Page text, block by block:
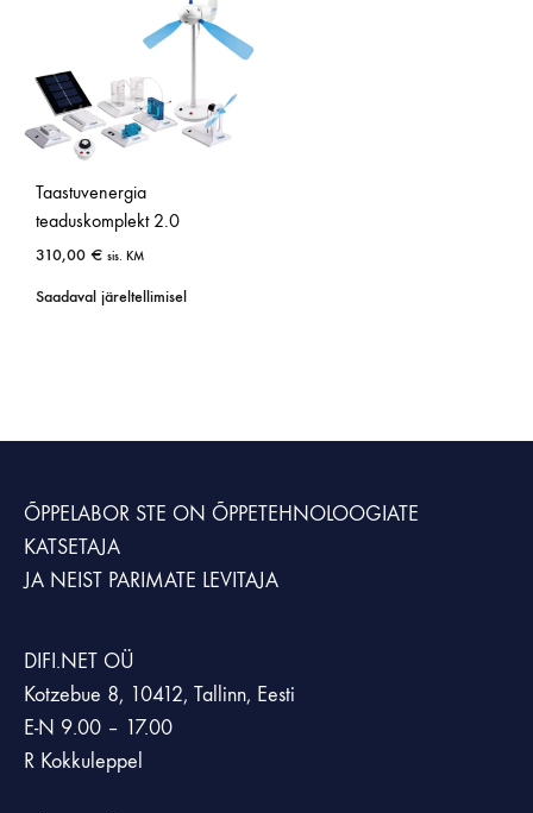
Taastuvenergia
teaduskomplekt 2.0
310,00 € sis. KM
Saadaval järeltellimisel
ÕPPELABOR STE ON ÕPPETEHNOLOOGIATE
KATSETAJA
JA NEIST PARIMATE LEVITAJA
DIFI.NET OÜ
Kotzebue 8, 10412, Tallinn, Eesti
E-N 9.00 – 17.00
R Kokkuleppel